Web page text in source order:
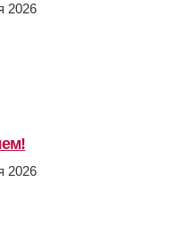
2026
2026